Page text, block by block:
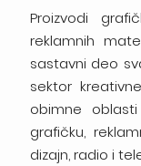
Proizvodi
reklamnih
sastavni deo
sektor
obimne
grafičku,
dizajn, radio i